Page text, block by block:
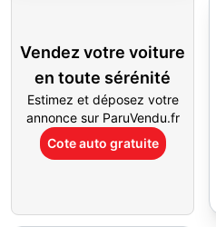
Vendez votre voiture
en toute sérénité
Estimez et déposez votre
annonce sur ParuVendu.fr
Cote auto gratuite